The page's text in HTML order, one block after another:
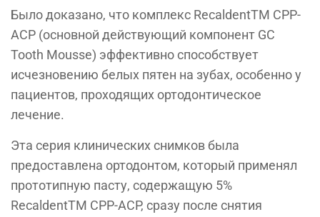
Было доказано, что комплекс RecaldentTM CPP-
ACP (основной действующий компонент GC
Tooth Mousse) эффективно способствует
исчезновению белых пятен на зубах, особенно у
пациентов, проходящих ортодонтическое
лечение.
Эта серия клинических снимков была
предоставлена ортодонтом, который применял
прототипную пасту, содержащую 5%
RecaldentTM CPP-ACP, сразу после снятия